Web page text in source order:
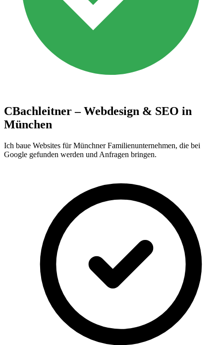
CBachleitner – Webdesign & SEO in
München
Ich baue Websites für Münchner Familienunternehmen, die bei
Google gefunden werden und Anfragen bringen.